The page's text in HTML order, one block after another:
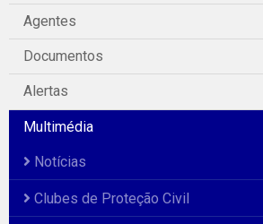
Agentes
Documentos
Alertas
Multimédia
Notícias
Clubes de Proteção Civil